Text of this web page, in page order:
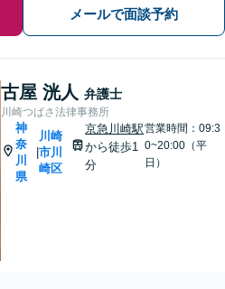
メールで面談予約
古屋 洸人 弁護士
川崎つばさ法律事務所
神
奈
川
県
|
川崎
市川
崎区
京急川崎駅
から徒歩1
分
営業時間：09:3
0~20:00（平
日）